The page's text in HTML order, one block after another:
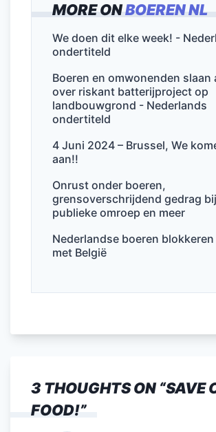
MORE ONBOEREN NL
We doen dit elke week! -
ondertiteld
Boeren en omwonenden slaan
over riskant batterijproject op
landbouwgrond - Nederlands
ondertiteld
4 Juni 2024 – Brussel, We
aan!!
Onrust onder boeren,
grensoverschrijdend gedrag bij
publieke omroep en meer
Nederlandse boeren
met België
e
b
o
o
k
er l
e
dI
s
A
p
n
3 THOUGHTS ON “SAVE
FOOD!”